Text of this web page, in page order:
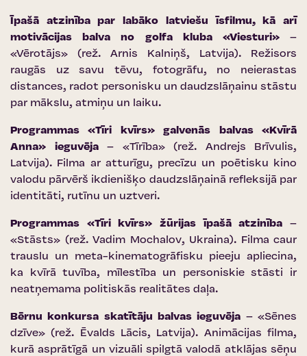
Īpašā atzinība par labāko latviešu īsfilmu, kā arī
motivācijas balva no golfa kluba «Viesturi»–
«Vērotājs» (rež. Arnis Kalniņš, Latvija). Režisors
raugās uz savu tēvu, fotogrāfu, no neierastas
distances, radot personisku un daudzslāņainu stāstu
par mākslu, atmiņu un laiku.
Programmas «Tīri kvīrs» galvenās balvas «Kvīrā
Anna» ieguvēja– «Tīrība» (rež. Andrejs Brīvulis,
Latvija). Filma ar atturīgu, precīzu un poētisku kino
valodu pārvērš ikdienišķo daudzslāņainā refleksijā par
identitāti, rutīnu un uztveri.
Programmas «Tīri kvīrs» žūrijas īpašā atzinība –
«Stāsts» (rež. Vadim Mochalov, Ukraina). Filma caur
trauslu un meta-kinematogrāfisku pieeju apliecina,
ka kvīrā tuvība, mīlestība un personiskie stāsti ir
neatņemama politiskās realitātes daļa.
Bērnu konkursa skatītāju balvas ieguvēja – «Sēnes
dzīve» (rež. Ēvalds Lācis, Latvija). Animācijas filma,
kurā asprātīgā un vizuāli spilgtā valodā atklājas sēņu